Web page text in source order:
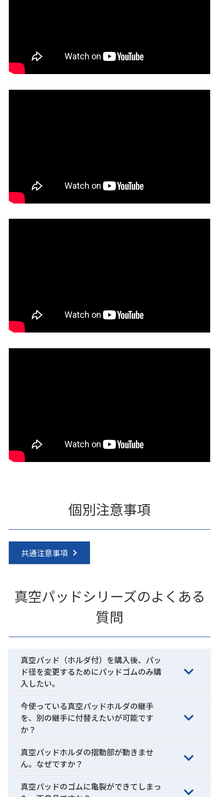
個別注意事項
共通注意事項
真空パッドシリーズのよくある
質問
真空パッド（ホルダ付）を購入後、パッ
ド径を変更するためにパッドゴムのみ購
入したい。
今使っている真空パッドホルダの継手
を、別の継手に付替えたいが可能です
か？
真空パッドホルダの摺動部が動きませ
ん。なぜですか？
真空パッドのゴムに亀裂ができてしまっ